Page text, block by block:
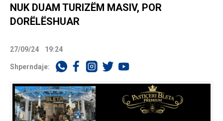
NUK DUAM TURIZËM MASIV, POR
DORËLËSHUAR
27/09/24 19:24
Shperndaje: